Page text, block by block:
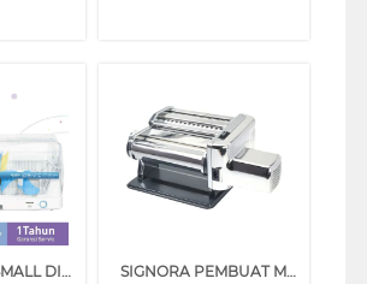
PANASONIC SMALL DISH DRYER FDS03S21
SIGNORA PEMBUAT MIE NOODLE MAKER SG-2510INM